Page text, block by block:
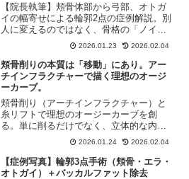
【院長執筆】頬骨体部から弓部、オトガ
イの幅寄せによる輪郭2点の症例解説。別
人に変えるのではなく、骨格の「ノイ
ズ」をトリミングして自分らしさを残し
たまま整える。なぜ骨切りで肌まで綺麗
に見え、劇的に垢抜けるのか？その理由
を奥田宗央院長が詳しく紐解きます。
2026.01.23 2026.02.04
頬骨削りの本質は「移動」にあり。アー
チインフラクチャーで描く理想のオージ
ーカーブ。
頬骨削り（アーチインフラクチャー）と
糸リフトで理想のオージーカーブを創
る。単に削るだけでなく、立体的な内方
移動と「インターロッキング」による固
定法など、銀座フェイスクリニック奥田
宗央院長の熟練した技術とこだわりを症
例写真とともに解説します。
2026.01.24 2026.02.04
【症例写真】輪郭3点手術（頬骨・エラ・
オトガイ）＋バッカルファット除去